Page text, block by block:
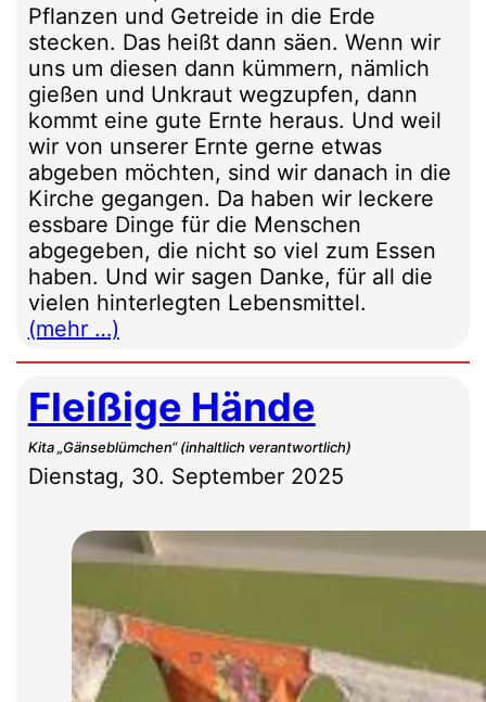
Pflanzen und Getreide in die Erde
stecken. Das heißt dann säen. Wenn wir
uns um diesen dann kümmern, nämlich
gießen und Unkraut wegzupfen, dann
kommt eine gute Ernte heraus. Und weil
wir von unserer Ernte gerne etwas
abgeben möchten, sind wir danach in die
Kirche gegangen. Da haben wir leckere
essbare Dinge für die Menschen
abgegeben, die nicht so viel zum Essen
haben. Und wir sagen Danke, für all die
vielen hinterlegten Lebensmittel.
(mehr …)
Fleißige Hände
Kita „Gänseblümchen“ (inhaltlich verantwortlich)
Dienstag, 30. September 2025